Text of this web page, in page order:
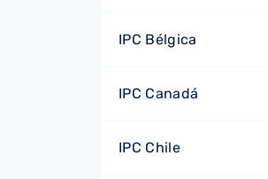
IPC Bélgica
IPC Canadá
IPC Chile